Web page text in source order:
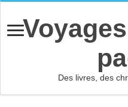
Des livres, des